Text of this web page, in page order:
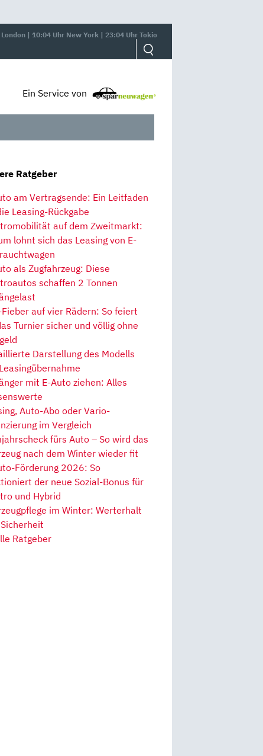
| 10:04 Uhr New York | 23:04 Uhr Tokio
Ein Service von
Ratgeber
am Vertragsende: Ein Leitfaden
Leasing-Rückgabe
auf dem Zweitmarkt:
lohnt sich das Leasing von E-
als Zugfahrzeug: Diese
schaffen 2 Tonnen
auf vier Rädern: So feiert
Turnier sicher und völlig ohne
Darstellung des Modells
mit E-Auto ziehen: Alles
Auto-Abo oder Vario-
im Vergleich
fürs Auto – So wird das
nach dem Winter wieder fit
Förderung 2026: So
der neue Sozial-Bonus für
und Hybrid
im Winter: Werterhalt
Ratgeber